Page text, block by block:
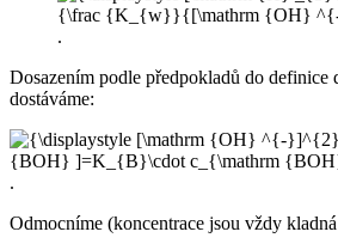
.
Dosazením podle předpokladů do definice
dostáváme:
.
Odmocníme (koncentrace jsou vždy